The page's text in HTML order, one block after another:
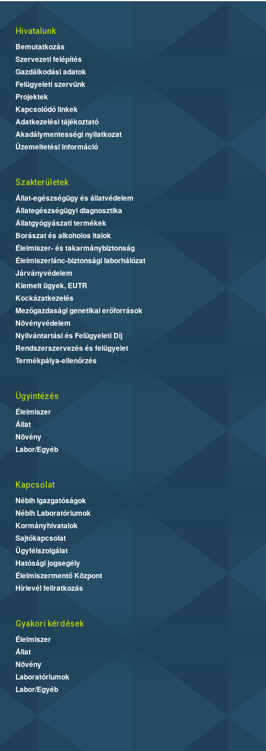
Hivatalunk
Bemutatkozás
Szervezeti felépítés
Gazdálkodási adatok
Felügyeleti szervünk
Projektek
Kapcsolódó linkek
Adatkezelési tájékoztató
Akadálymentességi nyilatkozat
Üzemeltetési információ
Szakterületek
Állat-egészségügy és állatvédelem
Állategészségügyi diagnosztika
Állatgyógyászati termékek
Borászat és alkoholos italok
Élelmiszer- és takarmánybiztonság
Élelmiszerlánc-biztonsági laborhálózat
Járványvédelem
Kiemelt ügyek, EUTR
Kockázatkezelés
Mezőgazdasági genetikai erőforrások
Növényvédelem
Nyilvántartási és Felügyeleti Díj
Rendszerszervezés és felügyelet
Termékpálya-ellenőrzés
Ügyintézés
Élelmiszer
Állat
Növény
Labor/Egyéb
Kapcsolat
Nébih Igazgatóságok
Nébih Laboratóriumok
Kormányhivatalok
Sajtókapcsolat
Ügyfélszolgálat
Hatósági jogsegély
Élelmiszermentő Központ
Hírlevél feliratkozás
Gyakori kérdések
Élelmiszer
Állat
Növény
Laboratóriumok
Labor/Egyéb